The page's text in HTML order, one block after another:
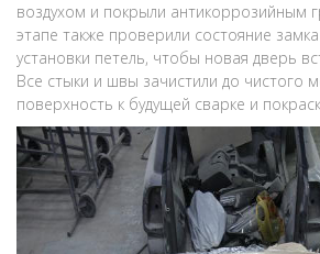
воздухом и покрыли антикоррозийным
этапе также проверили состояние
установки петель, чтобы новая дверь
Все стыки и швы зачистили до чистого
поверхность к будущей сварке и